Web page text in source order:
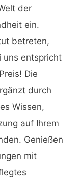
der
ein.
betreten,
uns entspricht
Die
durch
Wissen,
auf Ihrem
Genießen
mit